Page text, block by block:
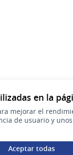
en la
mejorar el
de usuario y
Aceptar todas